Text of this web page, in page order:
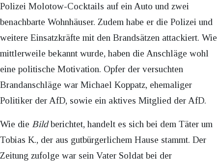
Polizei Molotow-Cocktails auf ein Auto und zwei
benachbarte Wohnhäuser. Zudem habe er die Polizei und
weitere Einsatzkräfte mit den Brandsätzen attackiert. Wie
mittlerweile bekannt wurde, haben die Anschläge wohl
eine politische Motivation. Opfer der versuchten
Brandanschläge war Michael Koppatz, ehemaliger
Politiker der AfD, sowie ein aktives Mitglied der AfD.
Wie die Bildberichtet, handelt es sich bei dem Täter um
Tobias K., der aus gutbürgerlichem Hause stammt. Der
Zeitung zufolge war sein Vater Soldat bei der